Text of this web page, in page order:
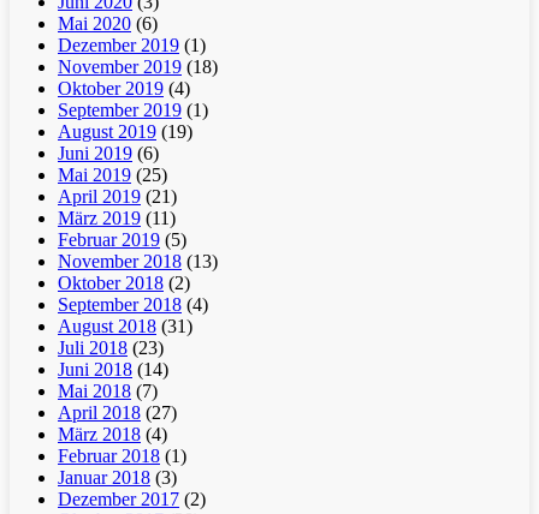
Mai 2020 (6)
Dezember 2019 (1)
November 2019 (18)
Oktober 2019 (4)
September 2019 (1)
August 2019 (19)
Juni 2019 (6)
Mai 2019 (25)
April 2019 (21)
März 2019 (11)
Februar 2019 (5)
November 2018 (13)
Oktober 2018 (2)
September 2018 (4)
August 2018 (31)
Juli 2018 (23)
Juni 2018 (14)
Mai 2018 (7)
April 2018 (27)
März 2018 (4)
Februar 2018 (1)
Januar 2018 (3)
Dezember 2017 (2)